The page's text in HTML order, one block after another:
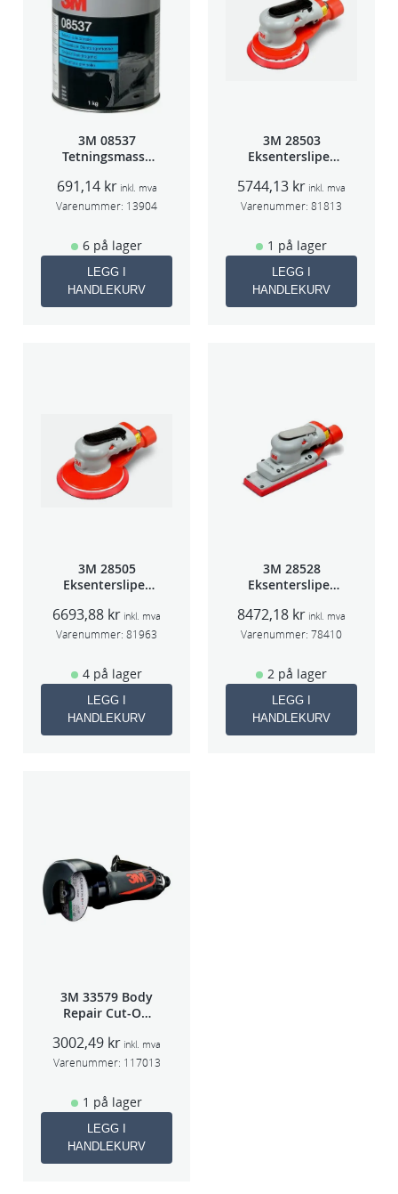
3M 08537
Tetningsmasse
691,14 kr inkl. mva
Varenummer: 13904
6 på lager
LEGG I
HANDLEKURV
3M 28503
Eksentersliper
5mm slag
75mm
5744,13 kr inkl. mva
Varenummer: 81813
1 på lager
LEGG I
HANDLEKURV
3M 28505
Eksentersliper
2,5mm slag
75mm
6693,88 kr inkl. mva
Varenummer: 81963
4 på lager
LEGG I
HANDLEKURV
3M 28528
Eksentersliper
3mm slag
70×198
8472,18 kr inkl. mva
Varenummer: 78410
2 på lager
LEGG I
HANDLEKURV
3M 33579 Body
Repair Cut-Off
75mm
3002,49 kr inkl. mva
Varenummer: 117013
1 på lager
LEGG I
HANDLEKURV